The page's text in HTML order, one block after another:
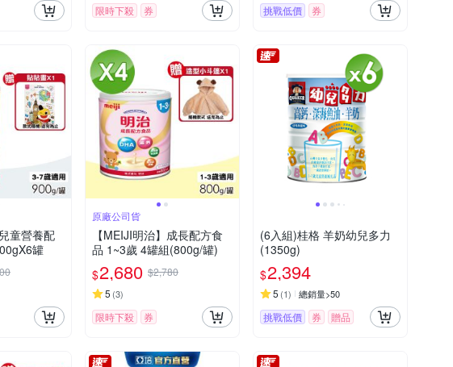
限時下殺 券 挑戰低價 券
童營養配
罐
原廠公司貨
【MEIJI明治】成長配方食
品 1~3歲 4罐組(800g/罐)
$2,680 $2,780
5 (3)
限時下殺 券
(6入組)桂格 羊奶幼兒多力
(1350g)
$2,394
5 (1) 總銷量>50
挑戰低價 券 贈品